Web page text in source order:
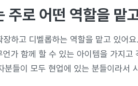
주로 어떤 역할을 맡
하고 디벨롭하는 역할을 맡고 있어
가 함께 할 수 있는 아이템을 가지고
분들이 모두 현업에 있는 분들이라서